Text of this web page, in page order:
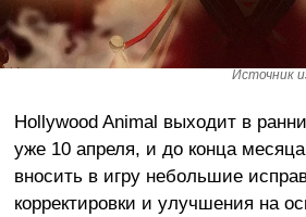
Источник
Hollywood Animal выходит в
уже 10 апреля, и до конца
вносить в игру небольшие
корректировки и улучшения на